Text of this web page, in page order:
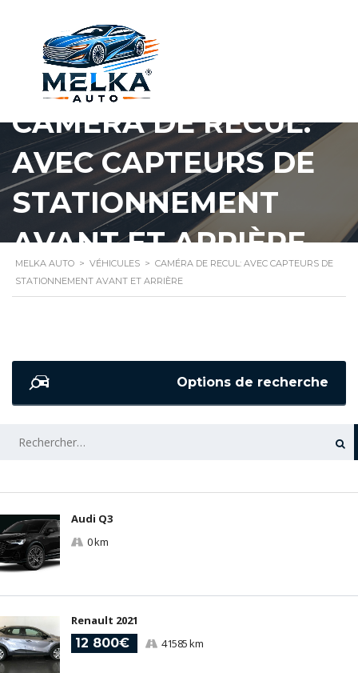
CAMÉRA DE RECUL:
AVEC CAPTEURS DE
STATIONNEMENT
AVANT ET ARRIÈRE
MELKA AUTO > VÉHICULES > CAMÉRA DE RECUL: AVEC CAPTEURS DE
STATIONNEMENT AVANT ET ARRIÈRE
Options de recherche
RECHERCHER :
Audi Q3
0 km
Renault 2021
12 800€ 41585 km